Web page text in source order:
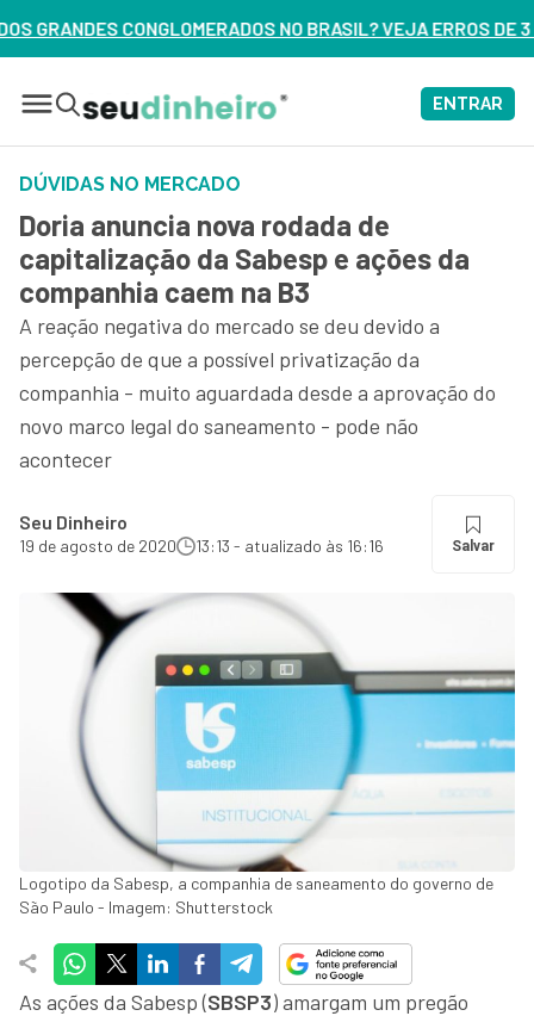
NO BRASIL? VEJA ERROS DE 3 DELES – ASSISTA AGORA
ENTRAR
DÚVIDAS NO MERCADO
Doria anuncia nova rodada de
capitalização da Sabesp e ações da
companhia caem na B3
A reação negativa do mercado se deu devido a
percepção de que a possível privatização da
companhia - muito aguardada desde a aprovação do
novo marco legal do saneamento - pode não
acontecer
Seu Dinheiro
19 de agosto de 2020 13:13 - atualizado às 16:16 Salvar
Logotipo da Sabesp, a companhia de saneamento do governo de
São Paulo - Imagem: Shutterstock
As ações da Sabesp (SBSP3) amargam um pregão